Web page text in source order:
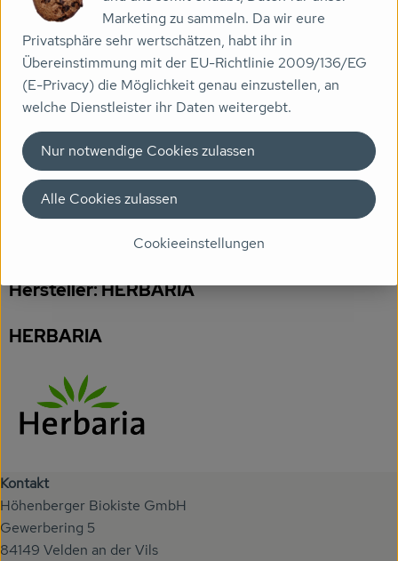
Veranstaltungen
Biomarkt
Wissen
Über uns
Produktinformationen
Zutaten
Produktdatenblatt
Hersteller: HERBARIA
HERBARIA
Kontakt
Höhenberger Biokiste GmbH
Gewerbering 5
84149 Velden an der Vils
Marketing zu sammeln. Da wir eure
Privatsphäre sehr wertschätzen, habt ihr in
Übereinstimmung mit der EU-Richtlinie 2009/136/EG
(E-Privacy) die Möglichkeit genau einzustellen, an
welche Dienstleister ihr Daten weitergebt.
Cookieeinstellungen
Nur notwendige Cookies zulassen
Alle Cookies zulassen